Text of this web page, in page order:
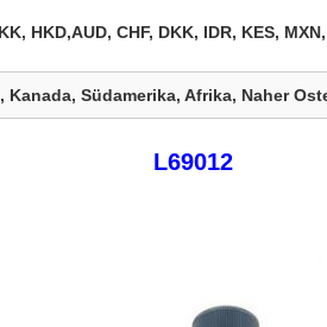
HKD,AUD, CHF, DKK, IDR, KES,
Kanada, Südamerika, Afrika, Naher
L69012